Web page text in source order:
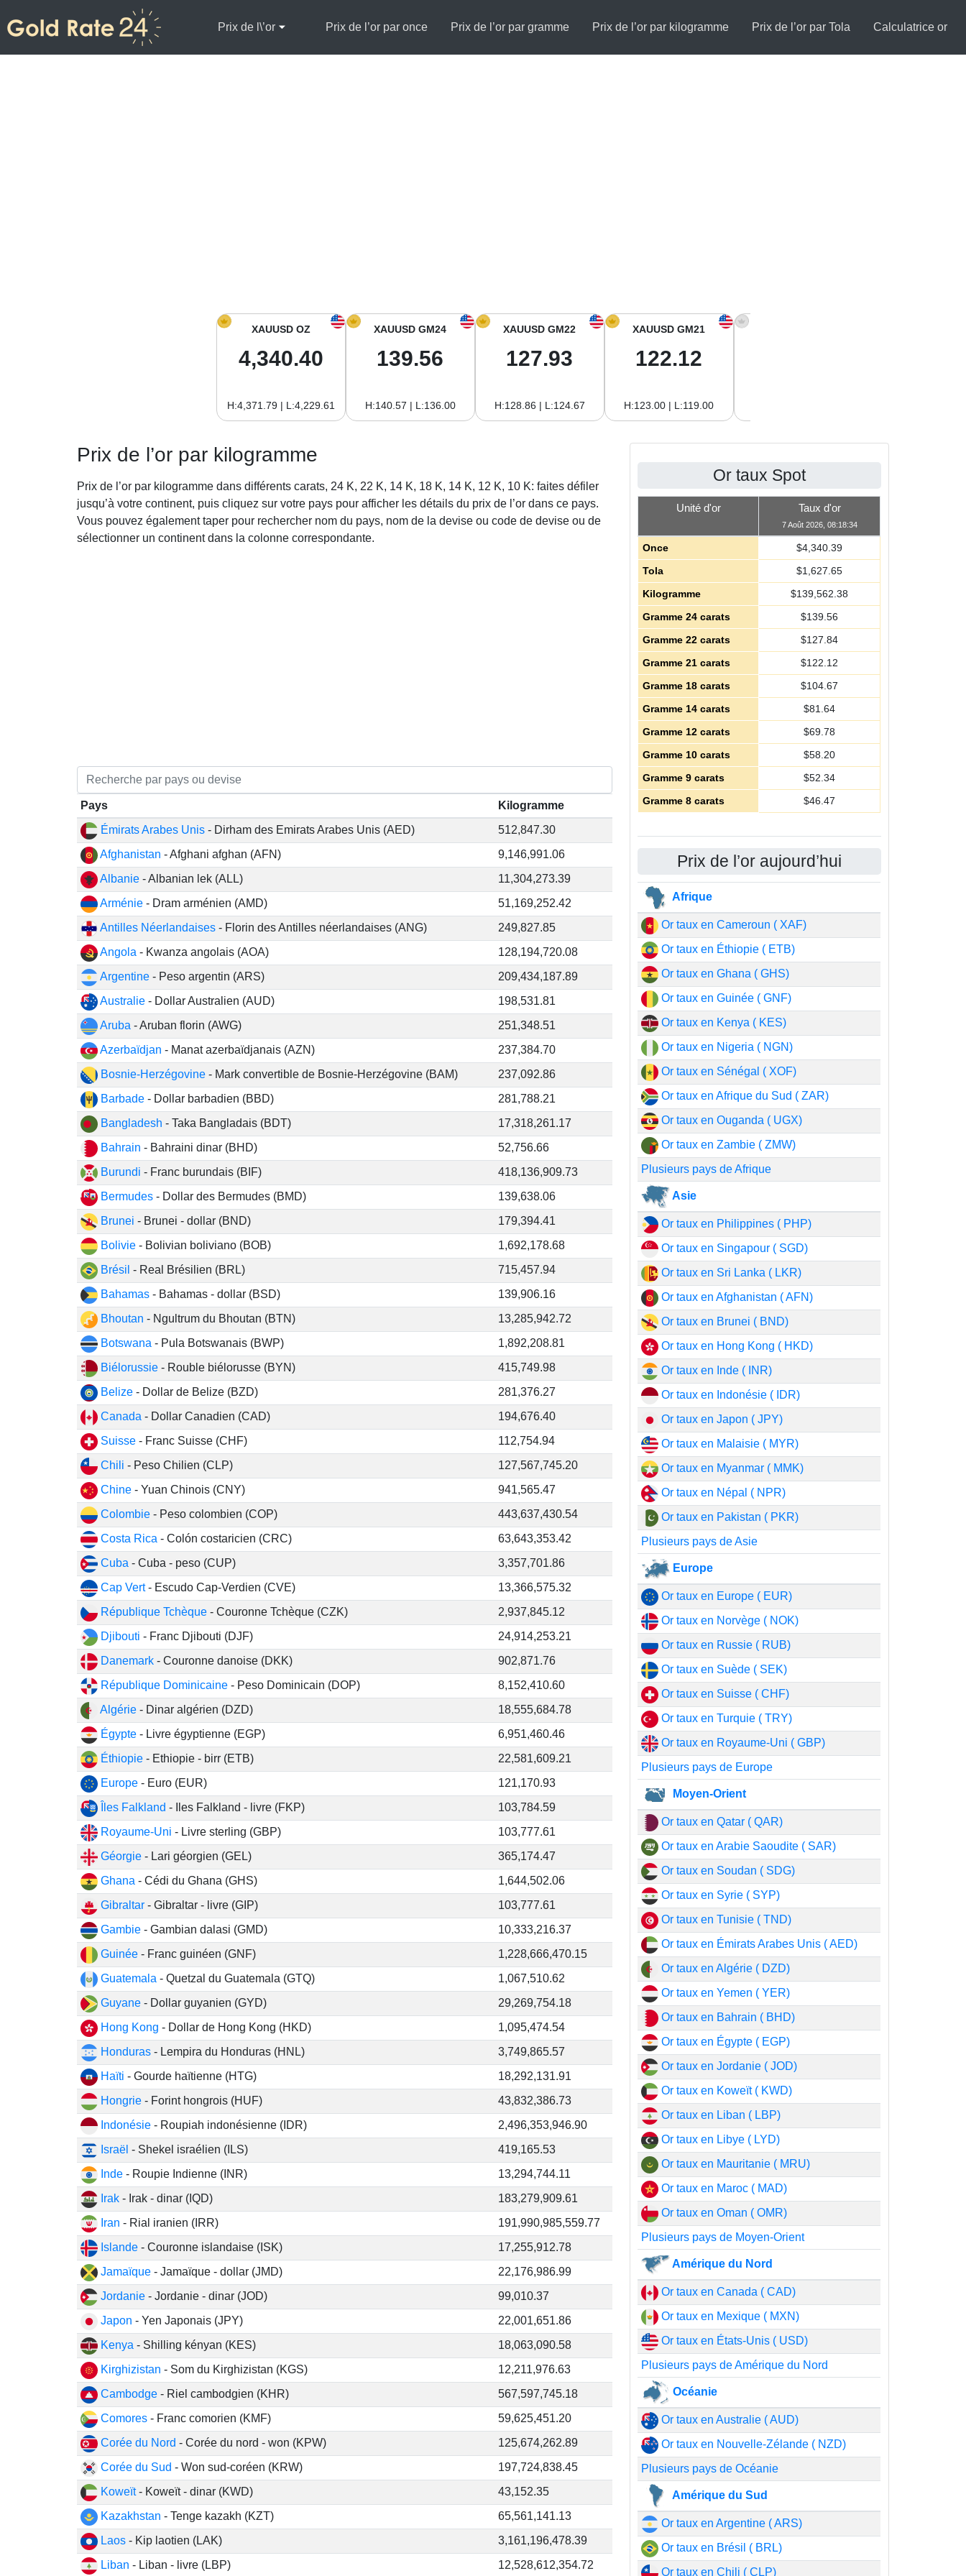
Prix de l\’or Prix de l’or par once Prix de l’or par gramme Prix de l’or par kilogramme Prix de l’or par Tola Calculatrice or
XAUUSD OZ
4,340.40
H:4,371.79 | L:4,229.61
XAUUSD GM24
139.56
H:140.57 | L:136.00
XAUUSD GM22
127.93
H:128.86 | L:124.67
XAUUSD GM21
122.12
H:123.00 | L:119.00
Prix de l’or par kilogramme
Prix de l’or par kilogramme dans différents carats, 24 K, 22 K, 14 K, 18 K, 14 K, 12 K, 10 K: faites défiler
jusqu’à votre continent, puis cliquez sur votre pays pour afficher les détails du prix de l’or dans ce pays.
Vous pouvez également taper pour rechercher nom du pays, nom de la devise ou code de devise ou de
sélectionner un continent dans la colonne correspondante.
Pays
Kilogramme
Émirats Arabes Unis- Dirham des Emirats Arabes Unis (AED)
512,847.30
Afghanistan - Afghani afghan (AFN)
9,146,991.06
Albanie- Albanian lek (ALL)
11,304,273.39
Arménie- Dram arménien (AMD)
51,169,252.42
Antilles Néerlandaises- Florin des Antilles néerlandaises (ANG)
249,827.85
Angola - Kwanza angolais (AOA)
128,194,720.08
Argentine- Peso argentin (ARS)
209,434,187.89
Australie- Dollar Australien (AUD)
198,531.81
Aruba - Aruban florin (AWG)
251,348.51
Azerbaïdjan - Manat azerbaïdjanais (AZN)
237,384.70
Bosnie-Herzégovine- Mark convertible de Bosnie-Herzégovine (BAM)
237,092.86
Barbade- Dollar barbadien (BBD)
281,788.21
Bangladesh - Taka Bangladais (BDT)
17,318,261.17
Bahrain - Bahraini dinar (BHD)
52,756.66
Burundi - Franc burundais (BIF)
418,136,909.73
Bermudes- Dollar des Bermudes (BMD)
139,638.06
Brunei - Brunei - dollar (BND)
179,394.41
Bolivie- Bolivian boliviano (BOB)
1,692,178.68
Brésil - Real Brésilien (BRL)
715,457.94
Bahamas- Bahamas - dollar (BSD)
139,906.16
Bhoutan - Ngultrum du Bhoutan (BTN)
13,285,942.72
Botswana - Pula Botswanais (BWP)
1,892,208.81
Biélorussie- Rouble biélorusse (BYN)
415,749.98
Belize- Dollar de Belize (BZD)
281,376.27
Canada - Dollar Canadien (CAD)
194,676.40
Suisse- Franc Suisse (CHF)
112,754.94
Chili - Peso Chilien (CLP)
127,567,745.20
Chine- Yuan Chinois (CNY)
941,565.47
Colombie- Peso colombien (COP)
443,637,430.54
Costa Rica - Colón costaricien (CRC)
63,643,353.42
Cuba - Cuba - peso (CUP)
3,357,701.86
Cap Vert- Escudo Cap-Verdien (CVE)
13,366,575.32
République Tchèque- Couronne Tchèque (CZK)
2,937,845.12
Djibouti - Franc Djibouti (DJF)
24,914,253.21
Danemark- Couronne danoise (DKK)
902,871.76
République Dominicaine- Peso Dominicain (DOP)
8,152,410.60
Algérie- Dinar algérien (DZD)
18,555,684.78
Égypte- Livre égyptienne (EGP)
6,951,460.46
Éthiopie- Ethiopie - birr (ETB)
22,581,609.21
Europe- Euro (EUR)
121,170.93
Îles Falkland - Iles Falkland - livre (FKP)
103,784.59
Royaume-Uni - Livre sterling (GBP)
103,777.61
Géorgie- Lari géorgien (GEL)
365,174.47
Ghana - Cédi du Ghana (GHS)
1,644,502.06
Gibraltar- Gibraltar - livre (GIP)
103,777.61
Gambie- Gambian dalasi (GMD)
10,333,216.37
Guinée- Franc guinéen (GNF)
1,228,666,470.15
Guatemala - Quetzal du Guatemala (GTQ)
1,067,510.62
Guyane- Dollar guyanien (GYD)
29,269,754.18
Hong Kong - Dollar de Hong Kong (HKD)
1,095,474.54
Honduras- Lempira du Honduras (HNL)
3,749,865.57
Haïti - Gourde haïtienne (HTG)
18,292,131.91
Hongrie- Forint hongrois (HUF)
43,832,386.73
Indonésie- Roupiah indonésienne (IDR)
2,496,353,946.90
Israël - Shekel israélien (ILS)
419,165.53
Inde- Roupie Indienne (INR)
13,294,744.11
Irak- Irak - dinar (IQD)
183,279,909.61
Iran - Rial iranien (IRR)
191,990,985,559.77
Islande- Couronne islandaise (ISK)
17,255,912.78
Jamaïque- Jamaïque - dollar (JMD)
22,176,986.99
Jordanie- Jordanie - dinar (JOD)
99,010.37
Japon - Yen Japonais (JPY)
22,001,651.86
Kenya - Shilling kényan (KES)
18,063,090.58
Kirghizistan - Som du Kirghizistan (KGS)
12,211,976.63
Cambodge- Riel cambodgien (KHR)
567,597,745.18
Comores- Franc comorien (KMF)
59,625,451.20
Corée du Nord - Corée du nord - won (KPW)
125,674,262.89
Corée du Sud - Won sud-coréen (KRW)
197,724,838.45
Koweït- Koweït - dinar (KWD)
43,152.35
Kazakhstan - Tenge kazakh (KZT)
65,561,141.13
Laos- Kip laotien (LAK)
3,161,196,478.39
Liban - Liban - livre (LBP) 12,528,612,354.72
Or taux Spot
Unité d'or Taux d'or
7 Août 2026, 08:18:34
Once $4,340.39
Tola
$1,627.65
Kilogramme
$139,562.38
Gramme 24 carats
$139.56
Gramme 22 carats
$127.84
Gramme 21 carats
$122.12
Gramme 18 carats
$104.67
Gramme 14 carats
$81.64
Gramme 12 carats
$69.78
Gramme 10 carats
$58.20
Gramme 9 carats
$52.34
Gramme 8 carats
$46.47
Prix de l’or aujourd’hui
Afrique
Or taux en Cameroun ( XAF)
Or taux en Éthiopie ( ETB)
Or taux en Ghana ( GHS)
Or taux en Guinée ( GNF)
Or taux en Kenya ( KES)
Or taux en Nigeria ( NGN)
Or taux en Sénégal ( XOF)
Or taux en Afrique du Sud ( ZAR)
Or taux en Ouganda ( UGX)
Or taux en Zambie ( ZMW)
Plusieurs pays de Afrique
Asie
Or taux en Philippines ( PHP)
Or taux en Singapour ( SGD)
Or taux en Sri Lanka ( LKR)
Or taux en Afghanistan ( AFN)
Or taux en Brunei ( BND)
Or taux en Hong Kong ( HKD)
Or taux en Inde ( INR)
Or taux en Indonésie ( IDR)
Or taux en Japon ( JPY)
Or taux en Malaisie ( MYR)
Or taux en Myanmar ( MMK)
Or taux en Népal ( NPR)
Or taux en Pakistan ( PKR)
Plusieurs pays de Asie
Europe
Or taux en Europe ( EUR)
Or taux en Norvège ( NOK)
Or taux en Russie ( RUB)
Or taux en Suède ( SEK)
Or taux en Suisse ( CHF)
Or taux en Turquie ( TRY)
Or taux en Royaume-Uni ( GBP)
Plusieurs pays de Europe
Moyen-Orient
Or taux en Qatar ( QAR)
Or taux en Arabie Saoudite ( SAR)
Or taux en Soudan ( SDG)
Or taux en Syrie ( SYP)
Or taux en Tunisie ( TND)
Or taux en Émirats Arabes Unis ( AED)
Or taux en Algérie ( DZD)
Or taux en Yemen ( YER)
Or taux en Bahrain ( BHD)
Or taux en Égypte ( EGP)
Or taux en Jordanie ( JOD)
Or taux en Koweït ( KWD)
Or taux en Liban ( LBP)
Or taux en Libye ( LYD)
Or taux en Mauritanie ( MRU)
Or taux en Maroc ( MAD)
Or taux en Oman ( OMR)
Plusieurs pays de Moyen-Orient
Amérique du Nord
Or taux en Canada ( CAD)
Or taux en Mexique ( MXN)
Or taux en États-Unis ( USD)
Plusieurs pays de Amérique du Nord
Océanie
Or taux en Australie ( AUD)
Or taux en Nouvelle-Zélande ( NZD)
Plusieurs pays de Océanie
Amérique du Sud
Or taux en Argentine ( ARS)
Or taux en Brésil ( BRL)
Or taux en Chili ( CLP)